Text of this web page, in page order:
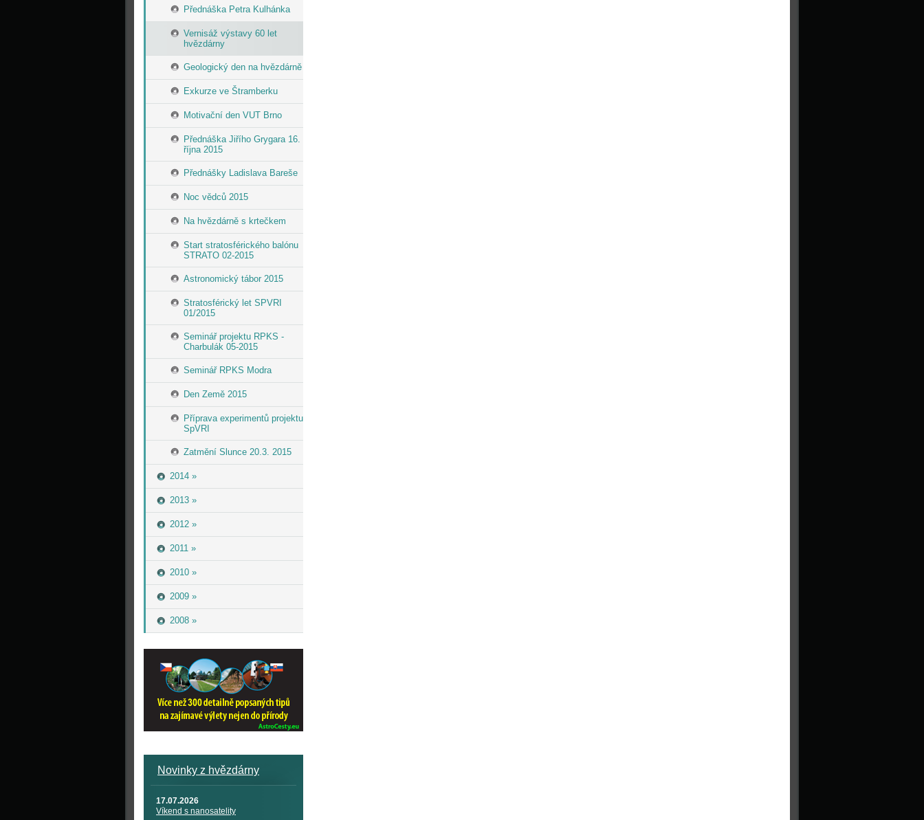
Přednáška Petra Kulhánka
Vernisáž výstavy 60 let
hvězdárny
Geologický den na hvězdárně
Exkurze ve Štramberku
Motivační den VUT Brno
Přednáška Jiřího Grygara 16.
října 2015
Přednášky Ladislava Bareše
Noc vědců 2015
Na hvězdárně s krtečkem
Start stratosférického balónu
STRATO 02-2015
Astronomický tábor 2015
Stratosférický let SPVRI
01/2015
Seminář projektu RPKS -
Charbulák 05-2015
Seminář RPKS Modra
Den Země 2015
Příprava experimentů projektu
SpVRI
Zatmění Slunce 20.3. 2015
2014 »
2013 »
2012 »
2011 »
2010 »
2009 »
2008 »
Novinky z hvězdárny
17.07.2026
Víkend s nanosatelity